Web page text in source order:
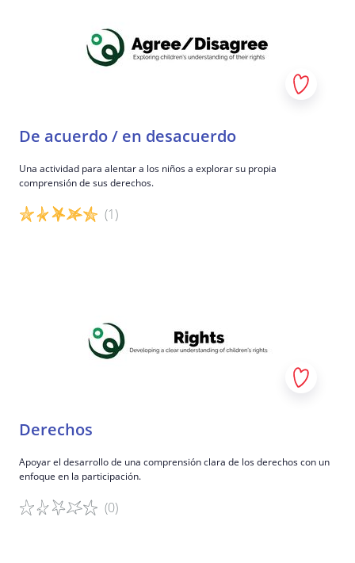
De acuerdo / en desacuerdo
Una actividad para alentar a los niños a explorar su propia
comprensión de sus derechos.
(1)
Derechos
Apoyar el desarrollo de una comprensión clara de los derechos con un
enfoque en la participación.
(0)